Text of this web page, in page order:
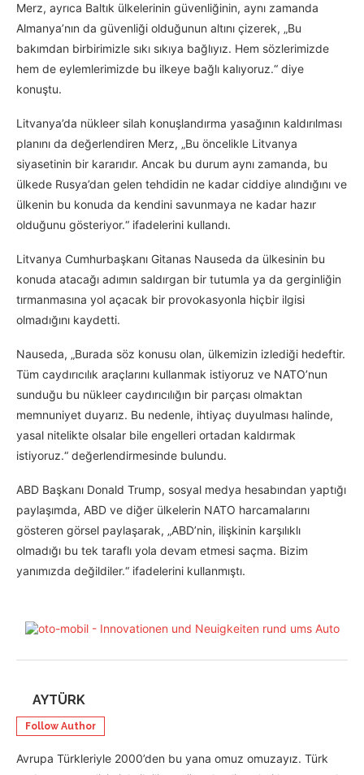
Merz, ayrıca Baltık ülkelerinin güvenliğinin, aynı zamanda
Almanya’nın da güvenliği olduğunun altını çizerek, „Bu
bakımdan birbirimizle sıkı sıkıya bağlıyız. Hem sözlerimizde
hem de eylemlerimizde bu ilkeye bağlı kalıyoruz.“ diye
konuştu.
Litvanya’da nükleer silah konuşlandırma yasağının kaldırılması
planını da değerlendiren Merz, „Bu öncelikle Litvanya
siyasetinin bir kararıdır. Ancak bu durum aynı zamanda, bu
ülkede Rusya’dan gelen tehdidin ne kadar ciddiye alındığını ve
ülkenin bu konuda da kendini savunmaya ne kadar hazır
olduğunu gösteriyor.“ ifadelerini kullandı.
Litvanya Cumhurbaşkanı Gitanas Nauseda da ülkesinin bu
konuda atacağı adımın saldırgan bir tutumla ya da gerginliğin
tırmanmasına yol açacak bir provokasyonla hiçbir ilgisi
olmadığını kaydetti.
Nauseda, „Burada söz konusu olan, ülkemizin izlediği hedeftir.
Tüm caydırıcılık araçlarını kullanmak istiyoruz ve NATO’nun
sunduğu bu nükleer caydırıcılığın bir parçası olmaktan
memnuniyet duyarız. Bu nedenle, ihtiyaç duyulması halinde,
yasal nitelikte olsalar bile engelleri ortadan kaldırmak
istiyoruz.“ değerlendirmesinde bulundu.
ABD Başkanı Donald Trump, sosyal medya hesabından yaptığı
paylaşımda, ABD ve diğer ülkelerin NATO harcamalarını
gösteren görsel paylaşarak, „ABD’nin, ilişkinin karşılıklı
olmadığı bu tek taraflı yola devam etmesi saçma. Bizim
yanımızda değildiler.“ ifadelerini kullanmıştı.
AYTÜRK
Follow Author
Avrupa Türkleriyle 2000’den bu yana omuz omuzayız. Türk